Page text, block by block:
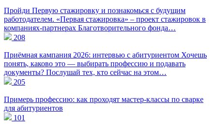
Пройди Первую стажировку и познакомься с будущим
работодателем. «Первая стажировка» – проект стажировок в
компаниях-партнерах Благотворительного фонда…
208
Приёмная кампания 2026: интервью с абитуриентом Хочешь
понять, каково это — выбирать профессию и подавать
документы? Послушай тех, кто сейчас на этом…
205
Примерь профессию: как проходят мастер-классы по сварке
для абитуриентов
101